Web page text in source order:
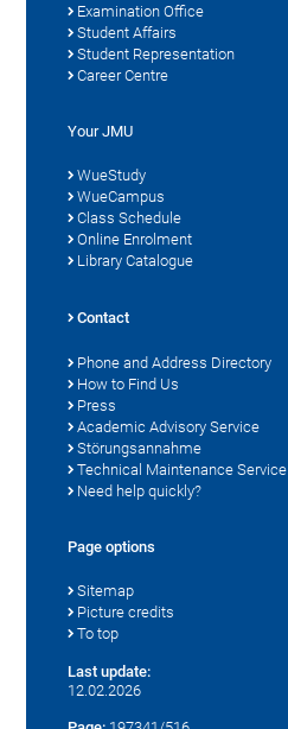
Examination Office
Student Affairs
Student Representation
Career Centre
Your JMU
WueStudy
WueCampus
Class Schedule
Online Enrolment
Library Catalogue
Contact
Phone and Address Directory
How to Find Us
Press
Academic Advisory Service
Störungsannahme
Technical Maintenance Service
Need help quickly?
Page options
Sitemap
Picture credits
To top
Last update:
12.02.2026